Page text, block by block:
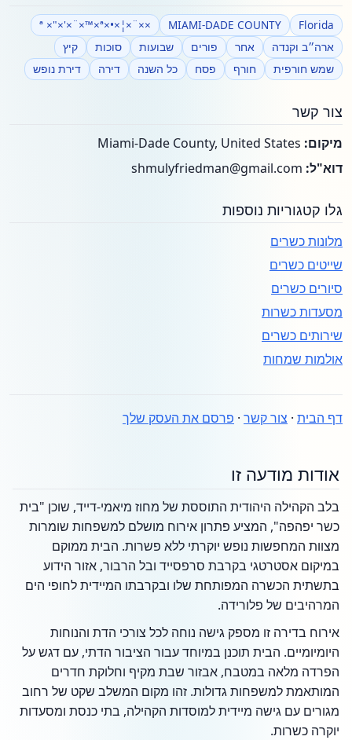
Florida
MIAMI-DADE COUNTY
××¨×¦×•×ª ×"×'×¨×™×ª
ארה״ב וקנדה
אחר פורים שבועות סוכות
קיץ
שמש חורפית
חורף פסח כל השנה דירה דירת נופש
צור קשר
מיקום:
דוא"ל: shmulyfriedman@gmail.com
גלו קטגוריות נוספות
מלונות כשרים
שייטים כשרים
סיורים כשרים
מסעדות כשרות
שירותים כשרים
אולמות שמחות
דף הבית · צור קשר · פרסם את העסק שלך
אודות מודעה זו
בלב הקהילה היהודית התוססת של מחוז מיאמי-דייד, שוכן "בית
כשר יפהפה", המציע פתרון אירוח מושלם למשפחות שומרות
מצוות המחפשות נופש יוקרתי ללא פשרות. הבית ממוקם
במיקום אסטרטגי בקרבת סרפסייד ובל הרבור, אזור הידוע
בתשתית הכשרה המפותחת שלו ובקרבתו המיידית לחופי הים
המרהיבים של פלורידה.
אירוח בדירה זו מספק גישה נוחה לכל צורכי הדת והנוחות
היומיומיים. הבית תוכנן במיוחד עבור הציבור הדתי, עם דגש על
הפרדה מלאה במטבח, אבזור שבת מקיף וחלוקת חדרים
המותאמת למשפחות גדולות. זהו מקום המשלב שקט של רחוב
מגורים עם גישה מיידית למוסדות הקהילה, בתי כנסת ומסעדות
יוקרה כשרות.